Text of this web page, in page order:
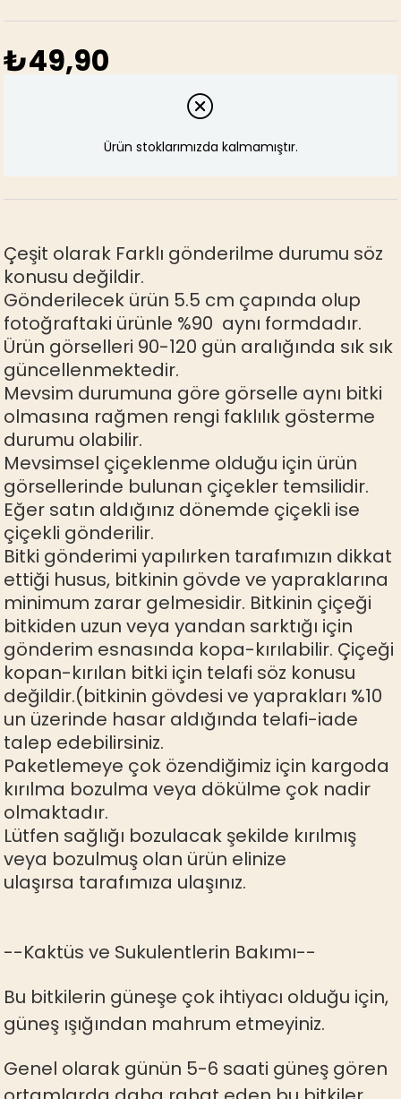
Çeşit olarak Farklı gönderilme durumu söz
konusu değildir.
Gönderilecek ürün 5.5 cm çapında olup
fotoğraftaki ürünle %90 aynı formdadır.
Ürün görselleri 90-120 gün aralığında sık sık
güncellenmektedir.
Mevsim durumuna göre görselle aynı bitki
olmasına rağmen rengi faklılık gösterme
durumu olabilir.
Mevsimsel çiçeklenme olduğu için ürün
görsellerinde bulunan çiçekler temsilidir.
Eğer satın aldığınız dönemde çiçekli ise
çiçekli gönderilir.
Bitki gönderimi yapılırken tarafımızın dikkat
ettiği husus, bitkinin gövde ve yapraklarına
minimum zarar gelmesidir. Bitkinin çiçeği
bitkiden uzun veya yandan sarktığı için
gönderim esnasında kopa-kırılabilir. Çiçeği
kopan-kırılan bitki için telafi söz konusu
değildir.(bitkinin gövdesi ve yaprakları %10
un üzerinde hasar aldığında telafi-iade
talep edebilirsiniz.
Paketlemeye çok özendiğimiz için kargoda
kırılma bozulma veya dökülme çok nadir
olmaktadır.
Lütfen sağlığı bozulacak şekilde kırılmış
veya bozulmuş olan ürün elinize
ulaşırsa tarafımıza ulaşınız.
--Kaktüs ve Sukulentlerin Bakımı--
Bu bitkilerin güneşe çok ihtiyacı olduğu için,
güneş ışığından mahrum etmeyiniz.
Genel olarak günün 5-6 saati güneş gören
₺49,90
Ürün stoklarımızda kalmamıştır.